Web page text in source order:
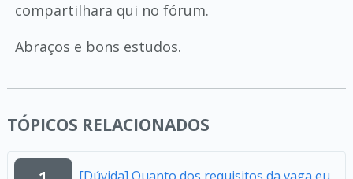
compartilhara qui no fórum.
Abraços e bons estudos.
TÓPICOS RELACIONADOS